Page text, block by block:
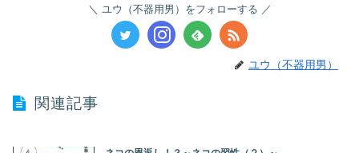
ユウ（不器用男）をフォローする
ユウ（不器用男）
関連記事